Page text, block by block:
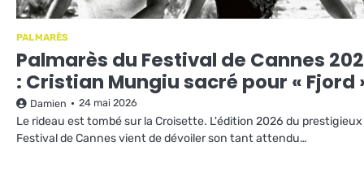
PALMARÈS
Palmarès du Festival de Cannes
: Cristian Mungiu sacré pour « Fjord
Damien 24 mai 2026
Le rideau est tombé sur la Croisette. L'édition 2026 du prestigieux
Festival de Cannes vient de dévoiler son tant attendu…